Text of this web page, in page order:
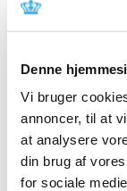
Denne
Vi bruger
annoncer, til at
at analysere
din brug af
for sociale
Alle (162)
2026 (5)
2025 (8)
2024 (11)
2023 (7)
2022 (2)